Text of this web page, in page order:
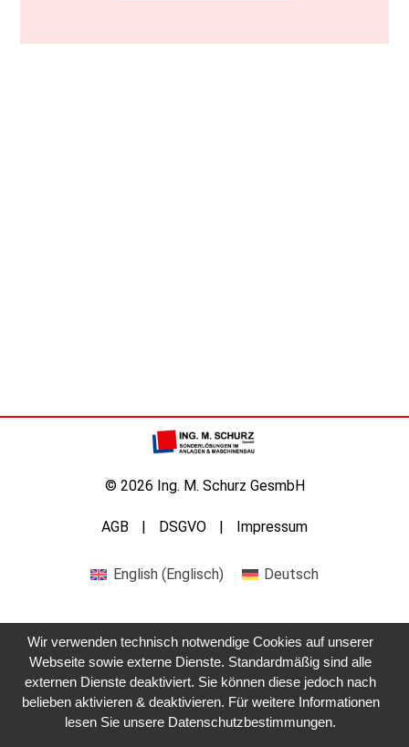
© 2026 Ing. M. Schurz GesmbH
AGB DSGVO Impressum
English(Englisch) Deutsch
Wir verwenden technisch notwendige Cookies auf unserer
Webseite sowie externe Dienste. Standardmäßig sind alle
externen Dienste deaktiviert. Sie können diese jedoch nach
belieben aktivieren & deaktivieren. Für weitere Informationen
lesen Sie unsere Datenschutzbestimmungen.